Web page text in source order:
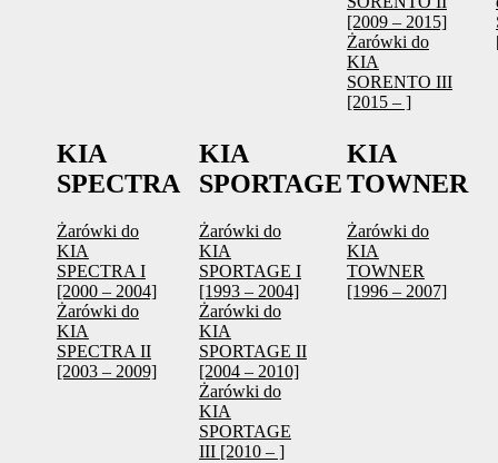
[2009 – 2015]
Żarówki do
KIA
SORENTO III
[2015 – ]
KIA
SPECTRA
Żarówki do
KIA
SPECTRA I
[2000 – 2004]
Żarówki do
KIA
SPECTRA II
[2003 – 2009]
KIA
SPORTAGE
Żarówki do
KIA
SPORTAGE I
[1993 – 2004]
Żarówki do
KIA
SPORTAGE II
[2004 – 2010]
Żarówki do
KIA
SPORTAGE
III [2010 – ]
KIA
TOWNER
Żarówki do
KIA
TOWNER
[1996 – 2007]